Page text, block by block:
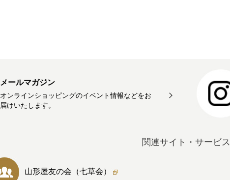
メールマガジン
オンラインショッピングのイベント情報などをお
届けいたします。
関連サイト・サービス
山形屋友の会 （七草会）